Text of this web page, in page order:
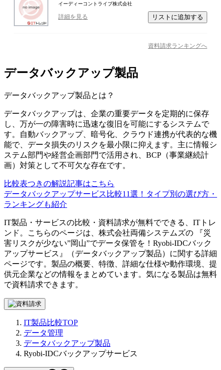
イーディーコントライブ株式会社
詳細を見る リストに追加する
資料請求ランキングへ
データバックアップ製品
データバックアップ製品とは？
データバックアップは、企業の重要データを定期的に保存
し、万が一の障害時に迅速な復旧を可能にするシステムで
す。自動バックアップ、暗号化、クラウド連携が代表的な機
能で、データ損失のリスクを最小限に抑えます。主に情報シ
ステム部門や経営企画部門で活用され、BCP（事業継続計
画）対策として不可欠な存在です。
比較表つきの解説記事はこちら
データバックアップサービス比較11選！タイプ別の選び方・
ランキングも紹介
IT製品・サービスの比較・資料請求が無料でできる、ITトレ
ンド。こちらのページは、 株式会社両備システムズの 『災
害リスクが少ない”岡山”でデータ保管を！ Ryobi-IDCバック
アップサービス 』（データバックアップ製品）に関する詳細
ページです。製品の概要、特徴、詳細な仕様や動作環境、提
供元企業などの情報をまとめています。気になる製品は無料
で資料請求できます。
IT製品比較TOP
データ管理
データバックアップ製品
Ryobi-IDCバックアップサービス